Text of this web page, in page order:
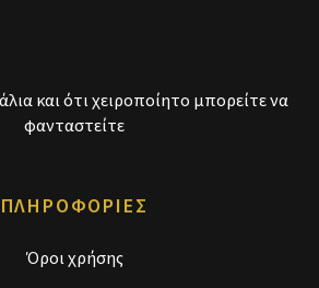
και ότι χειροποίητο μπορείτε να
φανταστείτε
ΠΛΗΡΟΦΟΡΙΕΣ
Όροι χρήσης